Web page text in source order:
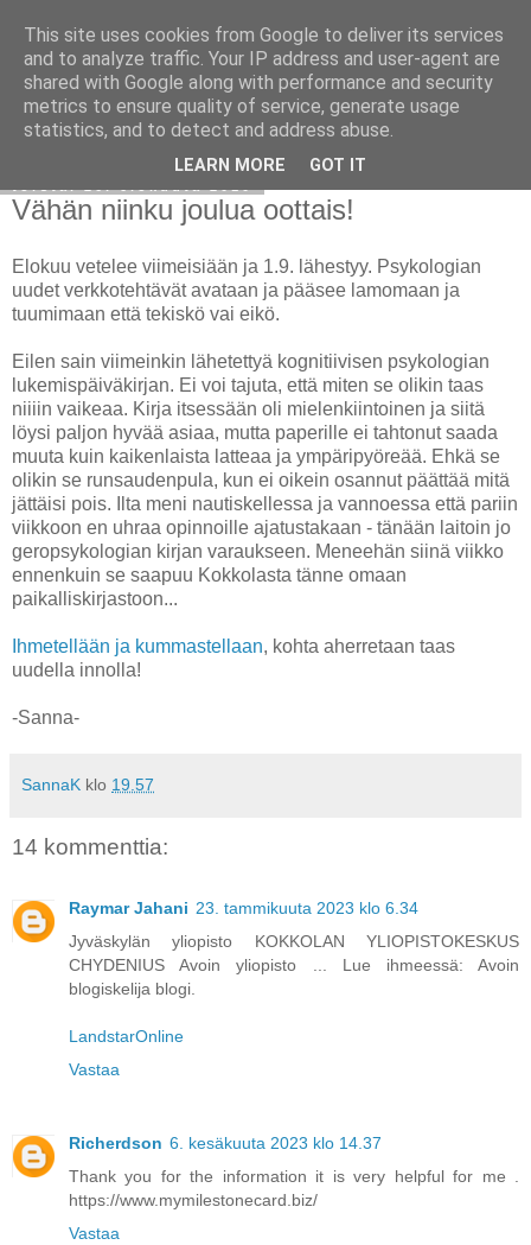
Avoin blogiskelija
Vähän niinku joulua oottais!
Elokuu vetelee viimeisiään ja 1.9. lähestyy. Psykologian
uudet verkkotehtävät avataan ja pääsee lamomaan ja
tuumimaan että tekiskö vai eikö.
Eilen sain viimeinkin lähetettyä kognitiivisen psykologian
lukemispäiväkirjan. Ei voi tajuta, että miten se olikin taas
niiiin vaikeaa. Kirja itsessään oli mielenkiintoinen ja siitä
löysi paljon hyvää asiaa, mutta paperille ei tahtonut saada
muuta kuin kaikenlaista latteaa ja ympäripyöreää. Ehkä se
olikin se runsaudenpula, kun ei oikein osannut päättää mitä
jättäisi pois. Ilta meni nautiskellessa ja vannoessa että pariin
viikkoon en uhraa opinnoille ajatustakaan - tänään laitoin jo
geropsykologian kirjan varaukseen. Meneehän siinä viikko
ennenkuin se saapuu Kokkolasta tänne omaan
paikalliskirjastoon...
Ihmetellään ja kummastellaan, kohta aherretaan taas
uudella innolla!
-Sanna-
SannaK klo 19.57
14 kommenttia:
Raymar Jahani 23. tammikuuta 2023 klo 6.34
Jyväskylän yliopisto KOKKOLAN YLIOPISTOKESKUS
CHYDENIUS Avoin yliopisto ... Lue ihmeessä: Avoin
blogiskelija blogi.
LandstarOnline
Vastaa
Richerdson 6. kesäkuuta 2023 klo 14.37
Thank you for the information it is very helpful for me .
https://www.mymilestonecard.biz/
Vastaa
This site uses cookies from Google to deliver its services
and to analyze traffic. Your IP address and user-agent are
shared with Google along with performance and security
metrics to ensure quality of service, generate usage
statistics, and to detect and address abuse.
LEARN MORE GOT IT